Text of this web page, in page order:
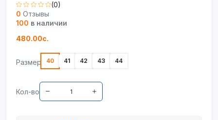
(0)
0 Отзывы
100 в наличии
480.00с.
Размер 40 41 42 43 44
Кол-во